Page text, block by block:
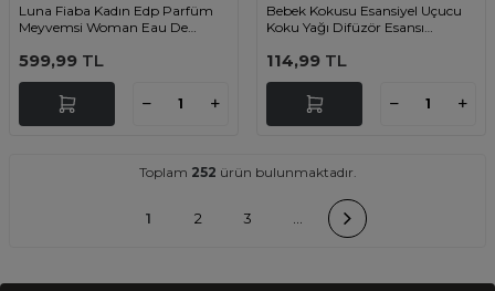
Luna Fiaba Kadın Edp Parfüm
Meyvemsi Woman Eau De
599,99 TL
Bebek Kokusu Esansiyel Uçucu
Koku Yağı Difüzör Esansı
Yağı 10ml
114,99 TL
Toplam 252 ürün bulunmaktadır.
1 2 3